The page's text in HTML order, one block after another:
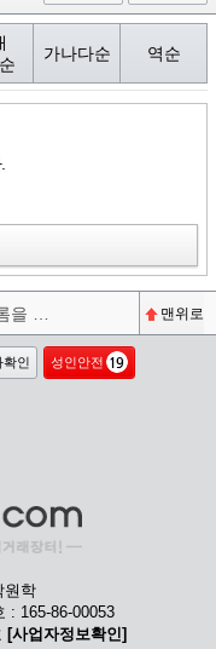
가나다순 역순
맨위로
확인 성인안전
원학
: 165-86-00053
[사업자정보확인]